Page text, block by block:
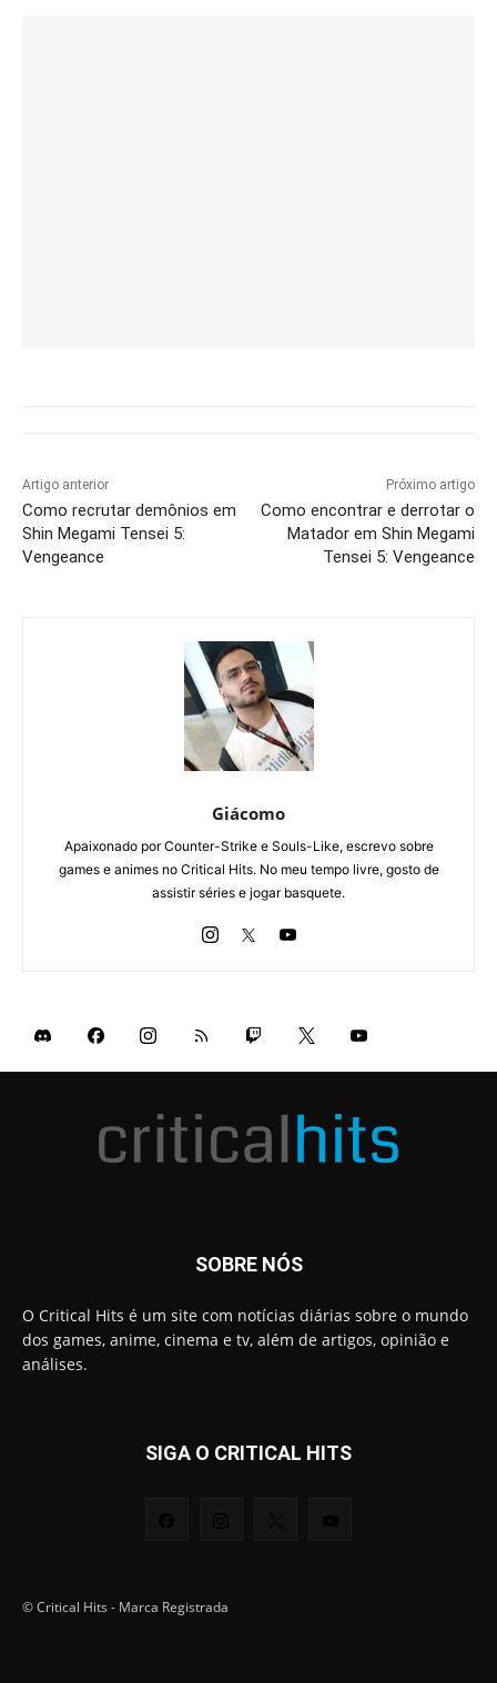
Artigo anterior
Como recrutar demônios em
Shin Megami Tensei 5:
Vengeance
Próximo artigo
Como encontrar e derrotar o
Matador em Shin Megami
Tensei 5: Vengeance
Giácomo
Apaixonado por Counter-Strike e Souls-Like, escrevo sobre
games e animes no Critical Hits. No meu tempo livre, gosto de
assistir séries e jogar basquete.
SOBRE NÓS
O Critical Hits é um site com notícias diárias sobre o mundo
dos games, anime, cinema e tv, além de artigos, opinião e
análises.
SIGA O CRITICAL HITS
© Critical Hits - Marca Registrada